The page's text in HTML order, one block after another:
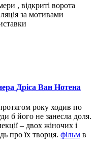
, відкриті ворота
за мотивами
Дріса Ван Нотена
року ходив по
б його не занесла доля.
– двох жіночих і
про їх творця. фільм в